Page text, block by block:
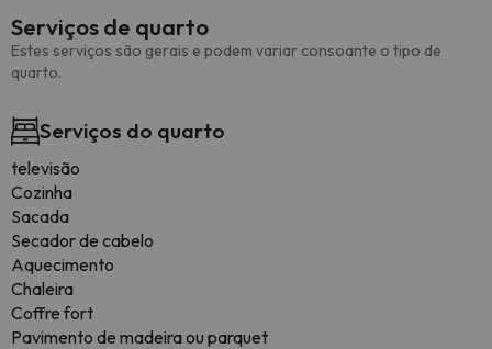
Serviços de quarto
Estes serviços são gerais e podem variar consoante o tipo de
quarto.
Serviços do quarto
televisão
Cozinha
Sacada
Secador de cabelo
Aquecimento
Chaleira
Coffre fort
Pavimento de madeira ou parquet